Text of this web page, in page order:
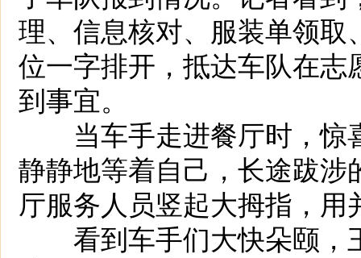
理、信息核对、服装单领
位一字排开，抵达车队在
到事宜。
当车手走进餐厅时，惊
静静地等着自己，长途跋
厅服务人员竖起大拇指，用
看到车手们大快朵颐，